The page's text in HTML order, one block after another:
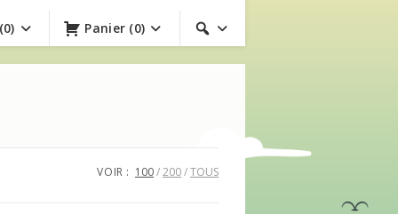
Panier (0)
VOIR : 100 200 TOUS